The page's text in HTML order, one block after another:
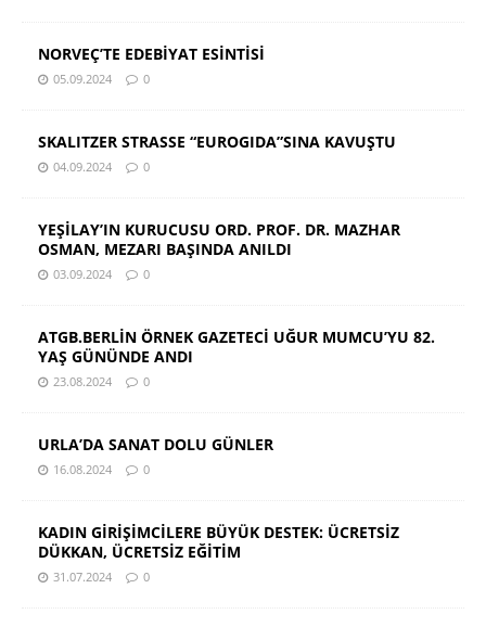
NORVEÇ’TE EDEBİYAT ESİNTİSİ
05.09.2024 0
SKALITZER STRASSE “EUROGIDA”SINA KAVUŞTU
04.09.2024 0
YEŞİLAY’IN KURUCUSU ORD. PROF. DR. MAZHAR
OSMAN, MEZARI BAŞINDA ANILDI
03.09.2024 0
ATGB.BERLİN ÖRNEK GAZETECİ UĞUR MUMCU’YU 82.
YAŞ GÜNÜNDE ANDI
23.08.2024 0
URLA’DA SANAT DOLU GÜNLER
16.08.2024 0
KADIN GİRİŞİMCİLERE BÜYÜK DESTEK: ÜCRETSİZ
DÜKKAN, ÜCRETSİZ EĞİTİM
31.07.2024 0